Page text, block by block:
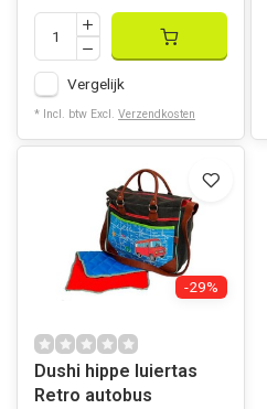
Vergelijk
* Incl. btw Excl. Verzendkosten
-29%
Dushi hippe luiertas
Retro autobus